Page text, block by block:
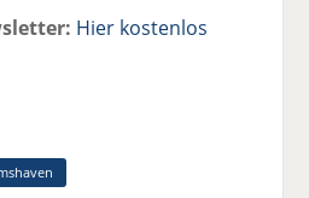
Hier kostenlos